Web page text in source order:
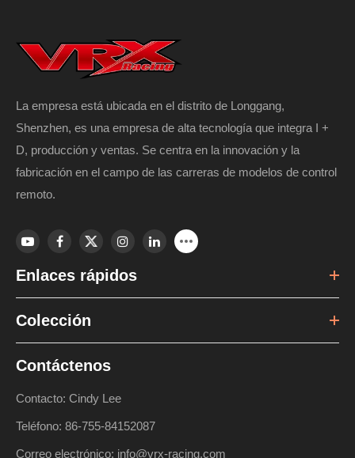
La empresa está ubicada en el distrito de Longgang,
Shenzhen, es una empresa de alta tecnología que integra I +
D, producción y ventas. Se centra en la innovación y la
fabricación en el campo de las carreras de modelos de control
remoto.
Enlaces rápidos
Colección
Contáctenos
Contacto: Cindy Lee
Teléfono: 86-755-84152087
Correo electrónico: info@vrx-racing.com